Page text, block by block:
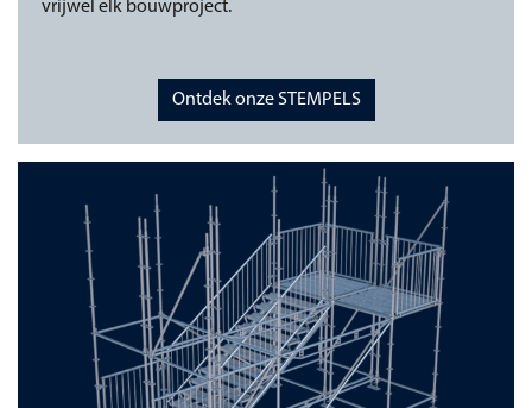
vrijwel elk bouwproject.
Ontdek onze STEMPELS